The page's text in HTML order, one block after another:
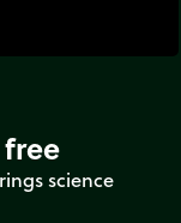
science